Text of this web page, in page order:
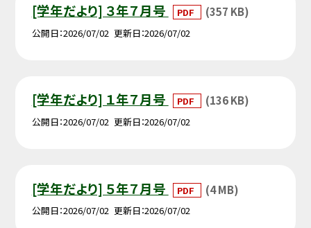
[学年だより] ３年７月号 PDF (357 KB)
公開日 2026/07/02 更新日 2026/07/02
[学年だより] １年７月号 PDF (136 KB)
公開日 2026/07/02 更新日 2026/07/02
[学年だより] ５年７月号 PDF (4 MB)
公開日 2026/07/02 更新日 2026/07/02